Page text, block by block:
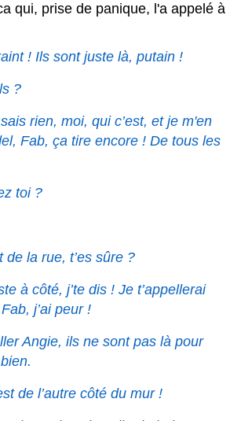
qui, prise de panique, l'a appelé à
! Ils sont juste là, putain !
?
rien, moi, qui c’est, et je m'en
Fab, ça tire encore ! De tous les
toi ?
la rue, t’es sûre ?
à côté, j’te dis ! Je t’appellerai
j’ai peur !
Angie, ils ne sont pas là pour
de l’autre côté du mur !